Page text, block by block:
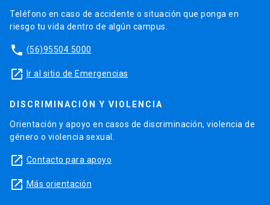
Teléfono en caso de accidente o situación que ponga en
riesgo tu vida dentro de algún campus.
phone (56)95504 5000
launch Ir al sitio de Emergencias
DISCRIMINACIÓN Y VIOLENCIA
Orientación y apoyo en casos de discriminación, violencia de
género o violencia sexual.
launch Contacto para apoyo
launch Más orientación